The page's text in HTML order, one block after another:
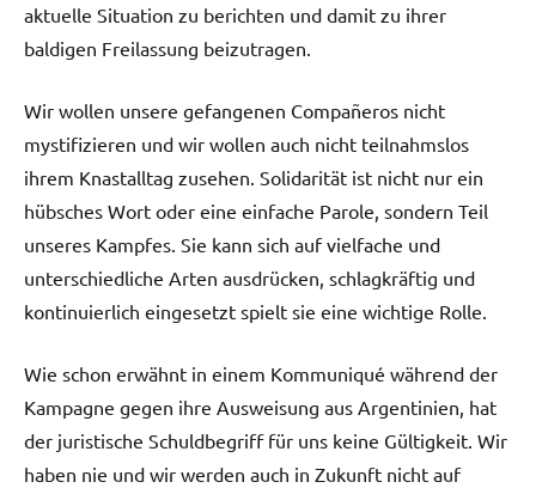
aktuelle Situation zu berichten und damit zu ihrer
baldigen Freilassung beizutragen.
Wir wollen unsere gefangenen Compañeros nicht
mystifizieren und wir wollen auch nicht teilnahmslos
ihrem Knastalltag zusehen. Solidarität ist nicht nur ein
hübsches Wort oder eine einfache Parole, sondern Teil
unseres Kampfes. Sie kann sich auf vielfache und
unterschiedliche Arten ausdrücken, schlagkräftig und
kontinuierlich eingesetzt spielt sie eine wichtige Rolle.
Wie schon erwähnt in einem Kommuniqué während der
Kampagne gegen ihre Ausweisung aus Argentinien, hat
der juristische Schuldbegriff für uns keine Gültigkeit. Wir
haben nie und wir werden auch in Zukunft nicht auf